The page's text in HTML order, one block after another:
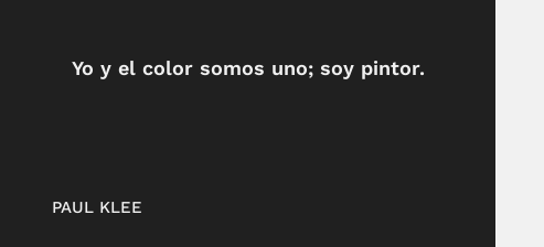
Yo y el color somos uno; soy pintor.
PAUL KLEE